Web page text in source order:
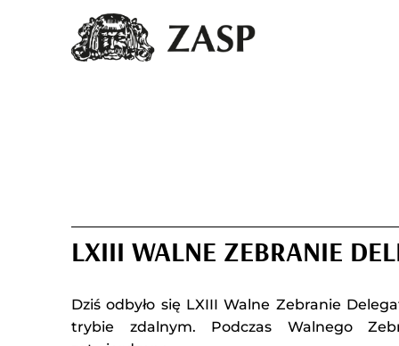
LXIII WALNE ZEBRANIE
Dziś odbyło się LXIII Walne Zebranie
trybie zdalnym. Podczas Walnego